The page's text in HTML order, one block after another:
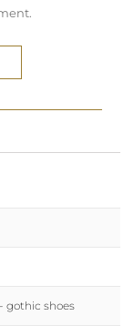
gothic shoes